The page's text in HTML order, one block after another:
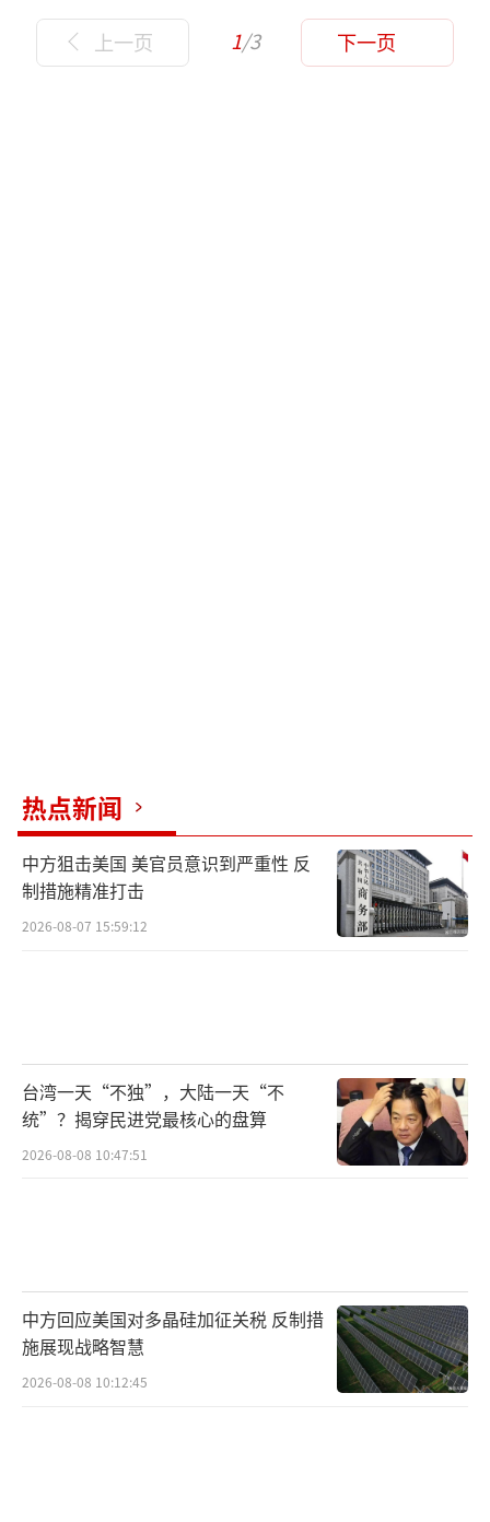
上一页 1/3 下一页
热点新闻
中方狙击美国 美官员意识到严重性 反
制措施精准打击
2026-08-07 15:59:12
台湾一天“不独”，大陆一天“不
统”？揭穿民进党最核心的盘算
2026-08-08 10:47:51
中方回应美国对多晶硅加征关税 反制措
施展现战略智慧
2026-08-08 10:12:45